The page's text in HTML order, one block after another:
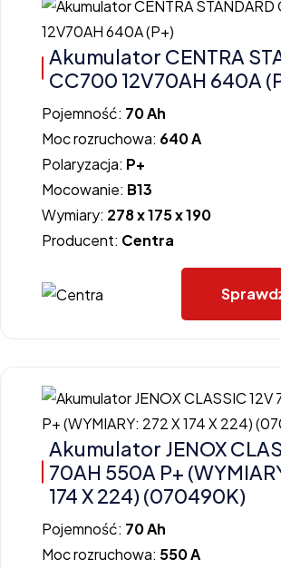
Akumulator CENTRA
CC700 12V70AH 640A
Pojemność: 70 Ah
Moc rozruchowa: 640 A
Polaryzacja: P+
Mocowanie: B13
Wymiary: 278 x 175 x 190
Producent: Centra
Akumulator JENOX
70AH 550A P+
174 X 224) (070490K)
Pojemność: 70 Ah
Moc rozruchowa: 550 A